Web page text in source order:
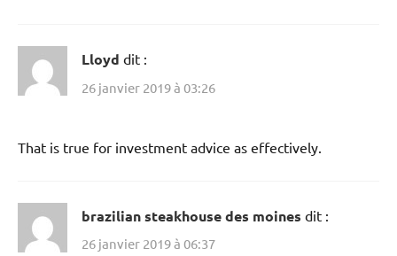
Lloyd dit :
26 janvier 2019 à 03:26
That is true for investment advice as effectively.
brazilian steakhouse des moines dit :
26 janvier 2019 à 06:37